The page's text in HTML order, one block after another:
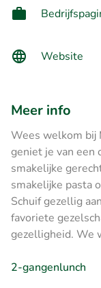
Website
Meer info
Wees welkom bij
geniet je van een
smakelijke
smakelijke pasta
Schuif gezellig
favoriete
gezelligheid. We
2-gangenlunch